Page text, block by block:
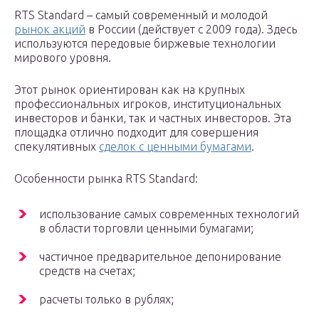
RTS Standard – самый современный и молодой
рынок акций в России (действует с 2009 года). Здесь
используются передовые биржевые технологии
мирового уровня.
Этот рынок ориентирован как на крупных
профессиональных игроков, институциональных
инвесторов и банки, так и частных инвесторов. Эта
площадка отлично подходит для совершения
спекулятивных сделок с ценными бумагами.
Особенности рынка RTS Standard:
использование самых современных технологий
в области торговли ценными бумагами;
частичное предварительное депонирование
средств на счетах;
расчеты только в рублях;